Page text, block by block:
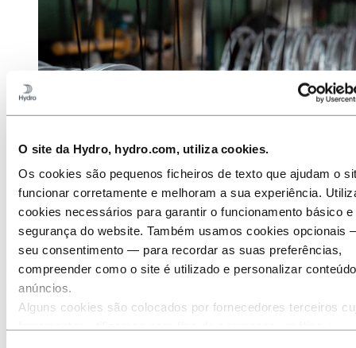
O site da Hydro, hydro.com, utiliza cookies.
Os cookies são pequenos ficheiros de texto que ajudam o
funcionar corretamente e melhoram a sua experiência.
cookies necessários para garantir o funcionamento básico e
segurança do website. Também usamos cookies opcionais
seu consentimento — para recordar as suas preferências,
compreender como o site é utilizado e personalizar
anúncios.
Alguns cookies são colocados por fornecedores terceiros
RODI bicycle rims
Daniel Couto, da Hydro, faz eco das palavras de Cardoso.
“A inovação, a excelência e a sustentabilidade são fatores-chave
para a Hydro, assim como para a RODI. Este alinhamento foi
especiais e tem sido um impulsionador da melhoria contínua”,